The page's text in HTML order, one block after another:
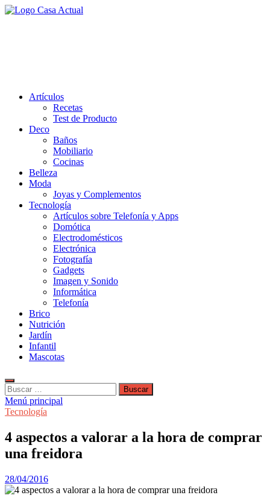
Saltar
Artículos
Recetas
Test de Producto
Deco
Baños
Mobiliario
Cocinas
Belleza
Moda
Joyas y Complementos
Tecnología
Artículos sobre Telefonía y Apps
Domótica
Electrodomésticos
Electrónica
Fotografía
Gadgets
Imagen y Sonido
Informática
Telefonía
Brico
Nutrición
Jardín
Infantil
Mascotas
Buscar:
Menú principal
Tecnología
4 aspectos a valorar a la hora de comprar
una freidora
28/04/2016